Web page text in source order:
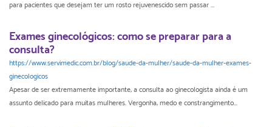
para pacientes que desejam ter um rosto rejuvenescido sem passar ...
Exames ginecológicos: como se preparar para a
consulta?
https://www.servimedic.com.br/blog/saude-da-mulher/saude-da-mulher-exames-
ginecologicos
Apesar de ser extremamente importante, a consulta ao ginecologista ainda é um
assunto delicado para muitas mulheres. Vergonha, medo e constrangimento...